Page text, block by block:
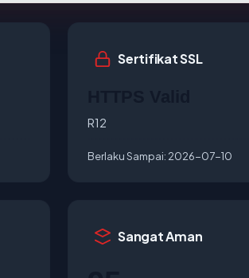
Sertifikat SSL
R12
Berlaku Sampai: 2026-07-10
Sangat Aman